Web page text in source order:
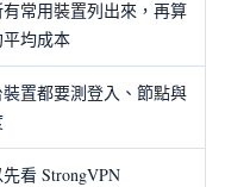
常用裝置列出來，再算
均成本
置都要測登入、節點與
看 StrongVPN